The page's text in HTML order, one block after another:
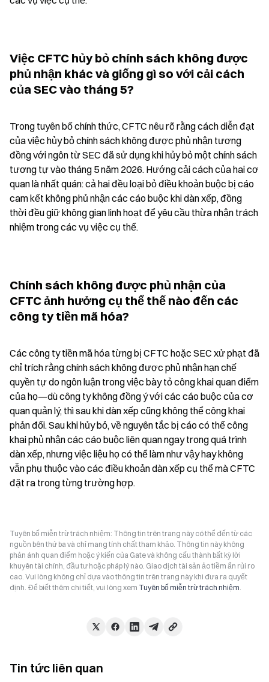
Việc CFTC hủy bỏ chính sách không được
phủ nhận khác và giống gì so với cải cách
của SEC vào tháng 5?
Trong tuyên bố chính thức, CFTC nêu rõ rằng cách diễn đạt
của việc hủy bỏ chính sách không được phủ nhận tương
đồng với ngôn từ SEC đã sử dụng khi hủy bỏ một chính sách
tương tự vào tháng 5 năm 2026. Hướng cải cách của hai cơ
quan là nhất quán: cả hai đều loại bỏ điều khoản buộc bị cáo
cam kết không phủ nhận các cáo buộc khi dàn xếp, đồng
thời đều giữ không gian linh hoạt để yêu cầu thừa nhận trách
nhiệm trong các vụ việc cụ thể.
Chính sách không được phủ nhận của
CFTC ảnh hưởng cụ thể thế nào đến các
công ty tiền mã hóa?
Các công ty tiền mã hóa từng bị CFTC hoặc SEC xử phạt đã
chỉ trích rằng chính sách không được phủ nhận hạn chế
quyền tự do ngôn luận trong việc bày tỏ công khai quan điểm
của họ—dù công ty không đồng ý với các cáo buộc của cơ
quan quản lý, thì sau khi dàn xếp cũng không thể công khai
phản đối. Sau khi hủy bỏ, về nguyên tắc bị cáo có thể công
khai phủ nhận các cáo buộc liên quan ngay trong quá trình
dàn xếp, nhưng việc liệu họ có thể làm như vậy hay không
vẫn phụ thuộc vào các điều khoản dàn xếp cụ thể mà CFTC
đặt ra trong từng trường hợp.
Tuyên bố miễn trừ trách nhiệm: Thông tin trên trang này có thể đến từ các
nguồn bên thứ ba và chỉ mang tính chất tham khảo. Thông tin này không
phản ánh quan điểm hoặc ý kiến của Gate và không cấu thành bất kỳ lời
khuyên tài chính, đầu tư hoặc pháp lý nào. Giao dịch tài sản ảo tiềm ẩn rủi ro
cao. Vui lòng không chỉ dựa vào thông tin trên trang này khi đưa ra quyết
định. Để biết thêm chi tiết, vui lòng xem Tuyên bố miễn trừ trách nhiệm
Tin tức liên quan